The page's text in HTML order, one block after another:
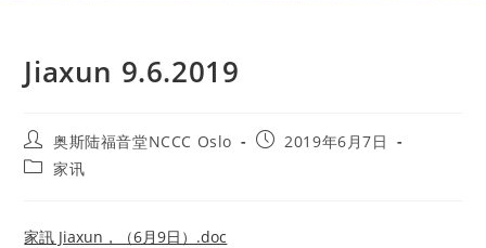
Jiaxun 9.6.2019
Post
author:
奥斯陆福音堂NCCC Oslo
Post2019年6月7日
Post家讯
家訊 Jiaxun，（6月9日）.doc